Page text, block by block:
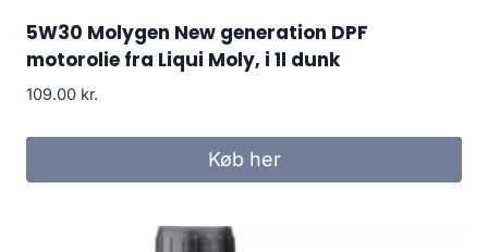
5W30 Molygen New generation DPF
motorolie fra Liqui Moly, i 1l dunk
109.00 kr.
Køb her